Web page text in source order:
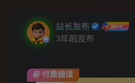
站长发布
3年前发布
付费阅读